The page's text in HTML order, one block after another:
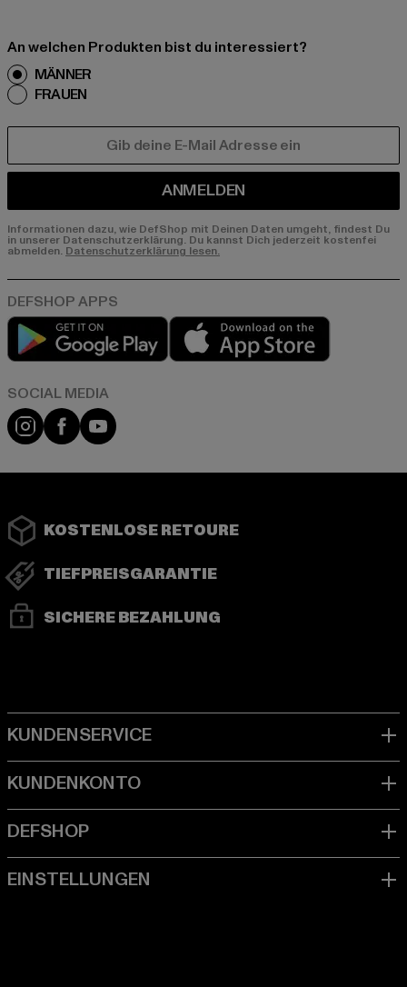
An welchen Produkten bist du interessiert?
MÄNNER
FRAUEN
ANMELDEN
Informationen dazu, wie DefShop mit Deinen Daten umgeht, findest Du
in unserer Datenschutzerklärung. Du kannst Dich jederzeit kostenfei
abmelden. Datenschutzerklärung lesen.
Play market
Instagram
FacebookYouTube
KOSTENLOSE RETOURE
TIEFPREISGARANTIE
SICHERE BEZAHLUNG